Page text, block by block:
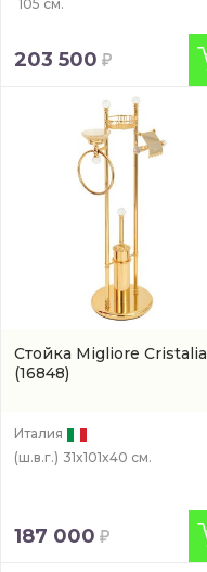
105 см.
203 500
Стойка Migliore Cristalia
(16848)
Италия
(ш.в.г.) 31x101x40 см.
187 000